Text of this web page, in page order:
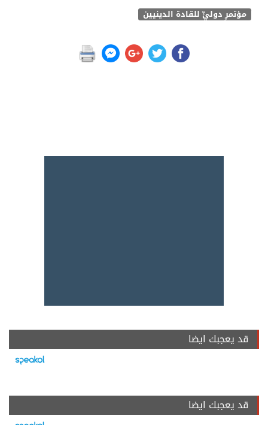
مؤتمرٍ دوليٍّ للقادة الدينيين
قد يعجبك ايضا
قد يعجبك ايضا